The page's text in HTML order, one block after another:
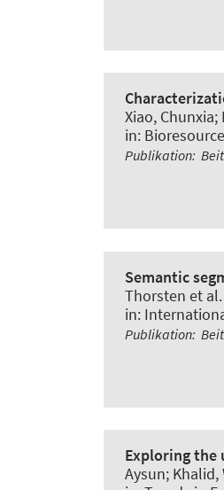
Xiao,
in:
Publikation:
Semantic
Thorsten et al.
in:
Publikation:
Exploring the
Aysun; Khalid,